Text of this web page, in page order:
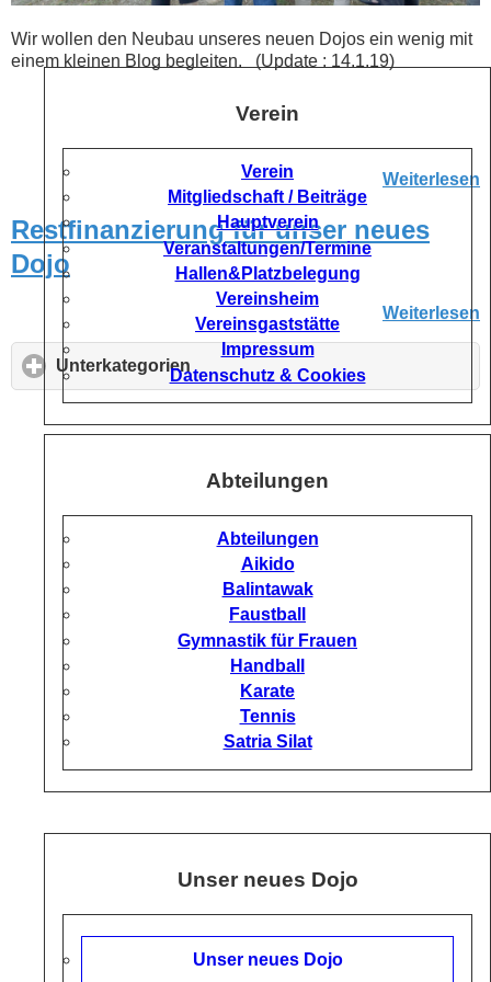
Wir wollen den Neubau unseres neuen Dojos ein wenig mit
einem kleinen Blog begleiten. (Update : 14.1.19)
Weiterlesen
Restfinanzierung für unser neues
Dojo
Weiterlesen
Unterkategorien click
to
expand
contents
Start
Verein
Verein
Mitgliedschaft / Beiträge
Hauptverein
Veranstaltungen/Termine
Hallen&Platzbelegung
Vereinsheim
Vereinsgaststätte
Impressum
Datenschutz & Cookies
Abteilungen
Abteilungen
Aikido
Balintawak
Faustball
Gymnastik für Frauen
Handball
Karate
Tennis
Satria Silat
Unser neues Dojo
Unser neues Dojo